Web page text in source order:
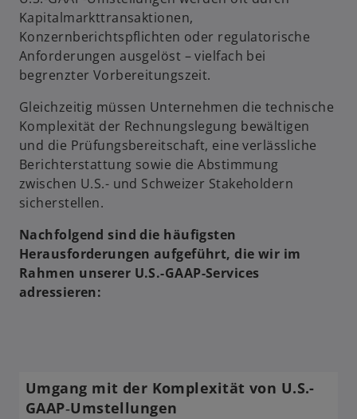
Kapitalmarkttransaktionen,
Konzernberichtspflichten oder regulatorische
Anforderungen ausgelöst – vielfach bei
begrenzter Vorbereitungszeit.
Gleichzeitig müssen Unternehmen die technische
Komplexität der Rechnungslegung bewältigen
und die Prüfungsbereitschaft, eine verlässliche
Berichterstattung sowie die Abstimmung
zwischen U.S.- und Schweizer Stakeholdern
sicherstellen.
Nachfolgend sind die häufigsten
Herausforderungen aufgeführt, die wir im
Rahmen unserer U.S.-GAAP-Services
adressieren:
Umgang mit der Komplexität von U.S.-
GAAP‑Umstellungen